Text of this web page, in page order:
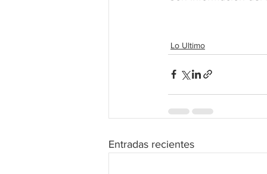
Lo Ultimo
Entradas recientes